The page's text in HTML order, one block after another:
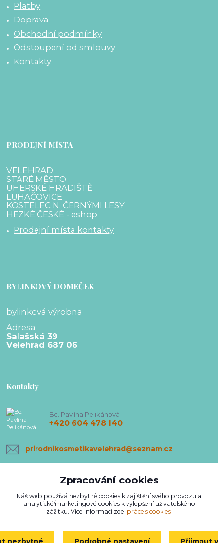
Platby
Doprava
Obchodní podmínky
Odstoupení od smlouvy
Kontakty
PRODEJNÍ MÍSTA
VELEHRAD
STARÉ MĚSTO
UHERSKÉ HRADIŠTĚ
LUHAČOVICE
KOSTELEC N. ČERNÝMI LESY
HEZKÉ ČESKÉ - eshop
Prodejní místa kontakty
BYLINKOVÝ DOMEČEK
bylinková výrobna
Adresa:
Salašská 39
Velehrad 687 06
Kontakty
Bc. Pavlína Pelikánová
+420 604 478 140
prirodnikosmetikavelehrad@seznam.cz
Zpracování cookies
Náš web používá nezbytné cookies k zajištění svého provozu a
analytické/marketingové cookies k vylepšení uživatelského
zážitku. Více informací zde: práce s cookies
nezbytné Podrobné nastavení Přijmout